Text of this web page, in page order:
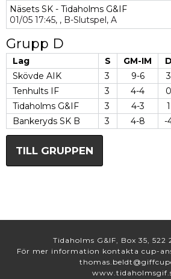
Näsets SK - Tidaholms G&IF
01/05 17:45, , B-Slutspel, A
Grupp D
Lag S GM-IM D
Skövde AIK
3 9-6 3
Tenhults IF
3 4-4 0
Tidaholms G&IF
3 4-3 1
Bankeryds SK B
3 4-8 -
TILL GRUPPEN
Tidaholms G&IF, Box 35, 522
För mer information kontakta cup-